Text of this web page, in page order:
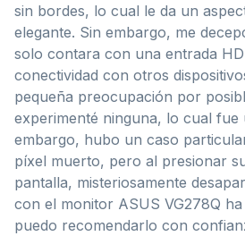
sin bordes, lo cual le da un
elegante. Sin embargo, me
solo contara con una entrada
conectividad con otros
pequeña preocupación por
experimenté ninguna, lo cual fue
embargo, hubo un caso
píxel muerto, pero al presionar
pantalla, misteriosamente
con el monitor ASUS VG278Q
puedo recomendarlo con